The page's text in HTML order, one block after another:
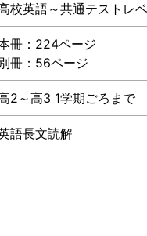
校英語～共通テストレ
冊：224ページ
別冊：56ページ
2～高3 1学期ごろまで
語長文読解